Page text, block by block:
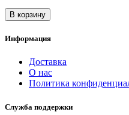
В корзину
Информация
Доставка
О нас
Политика
Служба поддержки